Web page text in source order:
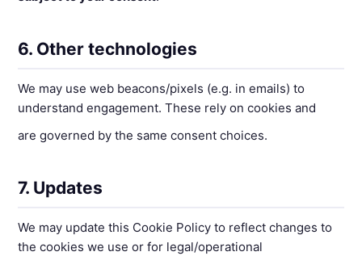
6. Other technologies
We may use web beacons/pixels (e.g. in emails) to
understand engagement. These rely on cookies and
are governed by the same consent choices.
7. Updates
We may update this Cookie Policy to reflect changes to
the cookies we use or for legal/operational